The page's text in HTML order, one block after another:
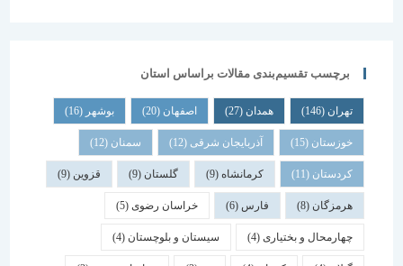
برچسب تقسیم‌بندی مقالات براساس استان
همدان اصفهان (20) بوشهر
خوزستان(15) آذربایجان شرقی(12) سمنان (12)
کردستان(11) کرمانشاه(9) گلستان (9) قزوین
هرمزگان(8) فارس خراسان رضوی(5)
چهارمحال و بختیاری (4) سیستان و بلوچستان(4)